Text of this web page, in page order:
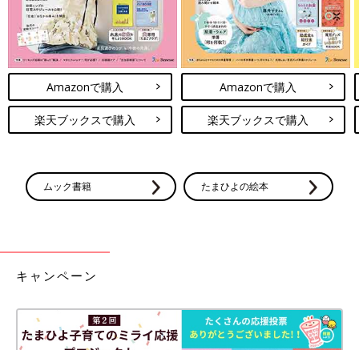
卒園したからといっても、3月いっぱいは在園児になりますの
で、登園は可能です。卒園式の翌日以降もふつうに登園するケー
保活をくぐりぬけて、ドキドキの入園、そして長い保育園生活も
Amazonで購入
楽天ブックスで購入
Amazonで購入
楽天ブックスで購入
ムック書籍 たまひよの絵本
キャンペーン